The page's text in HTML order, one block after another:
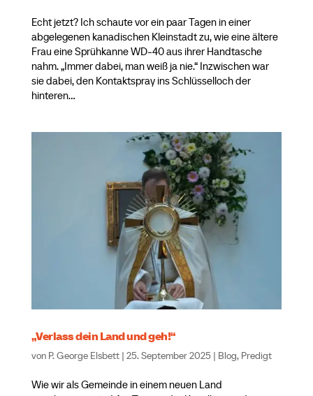
Echt jetzt? Ich schaute vor ein paar Tagen in einer
abgelegenen kanadischen Kleinstadt zu, wie eine ältere
Frau eine Sprühkanne WD-40 aus ihrer Handtasche
nahm. „Immer dabei, man weiß ja nie.“ Inzwischen war
sie dabei, den Kontaktspray ins Schlüsselloch der
hinteren...
„Verlass dein Land und geh!“
von P. George Elsbett| 25. September 2025| Blog, Predigt
Wie wir als Gemeinde in einem neuen Land